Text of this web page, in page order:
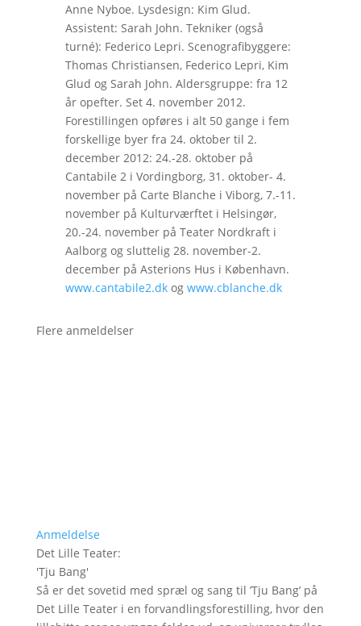
Anne Nyboe. Lysdesign: Kim Glud.
Assistent: Sarah John. Tekniker (også
turné): Federico Lepri. Scenografibyggere:
Thomas Christiansen, Federico Lepri, Kim
Glud og Sarah John. Aldersgruppe: fra 12
år opefter. Set 4. november 2012.
Forestillingen opføres i alt 50 gange i fem
forskellige byer fra 24. oktober til 2.
december 2012: 24.-28. oktober på
Cantabile 2 i Vordingborg, 31. oktober- 4.
november på Carte Blanche i Viborg, 7.-11.
november på Kulturværftet i Helsingør,
20.-24. november på Teater Nordkraft i
Aalborg og sluttelig 28. november-2.
december på Asterions Hus i København.
www.cantabile2.dkog www.cblanche.dk
Flere anmeldelser
Anmeldelse
Det Lille Teater:
'Tju Bang'
Så er det sovetid med spræl og sang til ’Tju Bang’ på
Det Lille Teater i en forvandlingsforestilling, hvor den